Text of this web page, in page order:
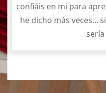
confiáis en mi para
he dicho más veces…